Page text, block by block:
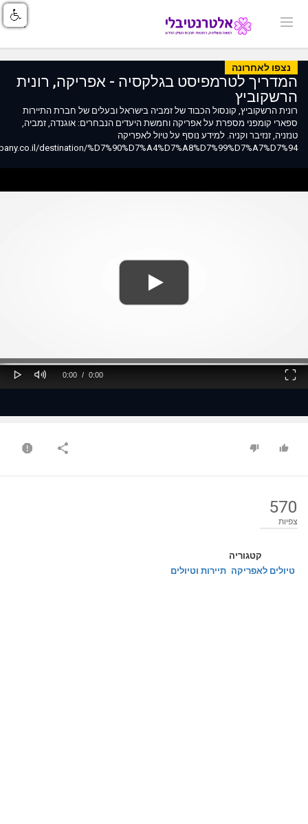
נצפו לאחרונה
המדריך לטרמפיסט בגלקסיה - אפריקה, רונית
הרשקוביץ
רונית הרשקוביץ, קונסול הכבוד של זמביה בישראל ובעלים של חברת התיירות
ספארי קומפני מספרת על אפריקה וחמשת היעדים הנבחרים: אוגנדה, זמביה,
טנזניה, זנזיבר וקניה. למידע נוסף על טיול לאפריקה
destination/%D7%90%D7%A4%D7%A8%D7%99%D7%A7%D7%94/
Play Mute
Current
0:00 /
Duration
0:00
Fullscreen
570
צפיות
קטגוריה
טיולים לאפריקה תיירות וטיולים